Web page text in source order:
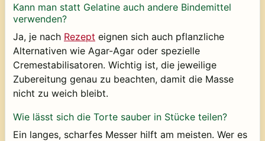
Kann man statt Gelatine auch andere Bindemittel
verwenden?
Ja, je nach Rezept eignen sich auch pflanzliche
Alternativen wie Agar-Agar oder spezielle
Cremestabilisatoren. Wichtig ist, die jeweilige
Zubereitung genau zu beachten, damit die Masse
nicht zu weich bleibt.
Wie lässt sich die Torte sauber in Stücke teilen?
Ein langes, scharfes Messer hilft am meisten. Wer es